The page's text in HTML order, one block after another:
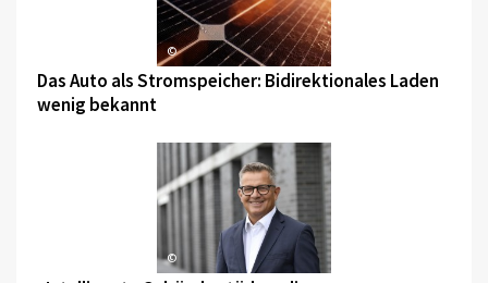
©
Das Auto als Stromspeicher: Bidirektionales Laden
wenig bekannt
©